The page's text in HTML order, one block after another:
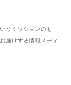
うミッションのも
届けする情報メディ